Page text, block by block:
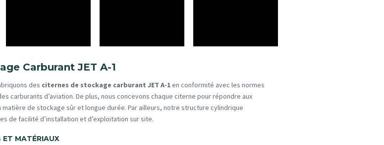
Carburant JET A-1
des citernes de stockage carburant JET A-1en conformité avec les normes
carburants d’aviation. De plus, nous concevons chaque citerne pour répondre aux
de stockage sûr et longue durée. Par ailleurs, notre structure cylindrique
de facilité d’installation et d’exploitation sur site.
ET MATÉRIAUX